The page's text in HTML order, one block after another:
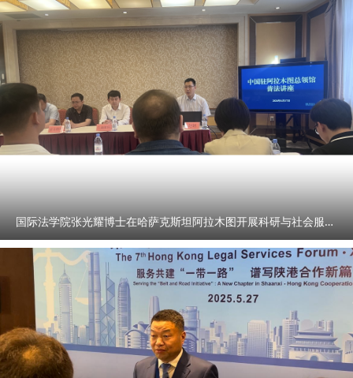
国际法学院张光耀博士在哈萨克斯坦阿拉木图开展科研与社会服务活动